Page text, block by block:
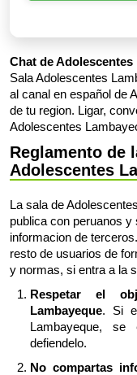
Chat de
Sala Adolescentes
al canal en español de
de tu region. Ligar,
Adolescentes
Reglamento de
Adolescentes
La sala de
publica con peruanos
informacion de
resto de usuarios de
y normas, si entra a la
Respetar el
Lambayeque. Si
Lambayeque,
defiendelo.
No compartas